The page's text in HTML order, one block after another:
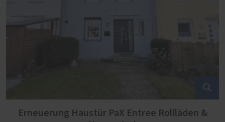
Erneuerung Haustür PaX Entree Rollläden &